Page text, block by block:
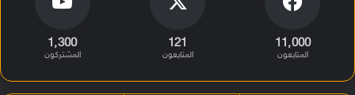
11٬000
المتابعون
121
المتابعون
1٬300
المشتركون